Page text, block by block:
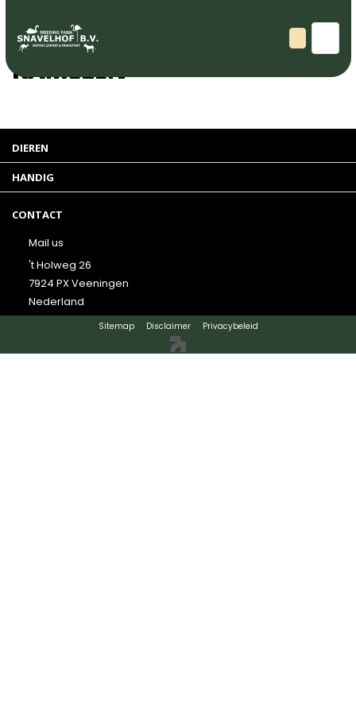
Zoogdieren
KAMELEN
DIEREN
HANDIG
CONTACT
Mail us
't Holweg 26
7924 PX Veeningen
Nederland
Sitemap Disclaimer Privacybeleid